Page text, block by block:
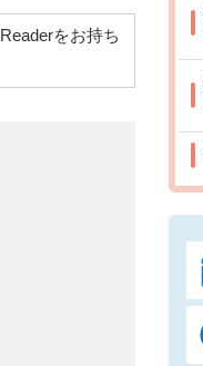
をお持ち